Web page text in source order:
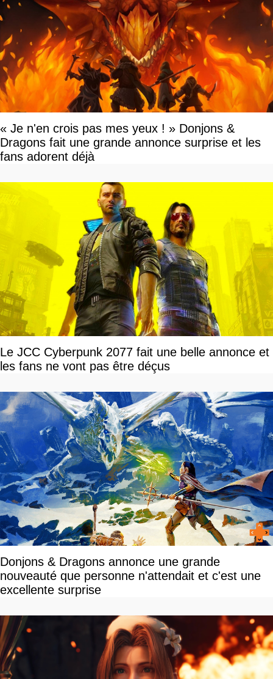
« Je n'en crois pas mes yeux ! » Donjons &
Dragons fait une grande annonce surprise et les
fans adorent déjà
Le JCC Cyberpunk 2077 fait une belle annonce et
les fans ne vont pas être déçus
Donjons & Dragons annonce une grande
nouveauté que personne n'attendait et c'est une
excellente surprise